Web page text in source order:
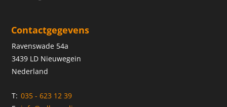
Contactgegevens
Ravenswade 54a
3439 LD Nieuwegein
Nederland
T: 035 - 623 12 39